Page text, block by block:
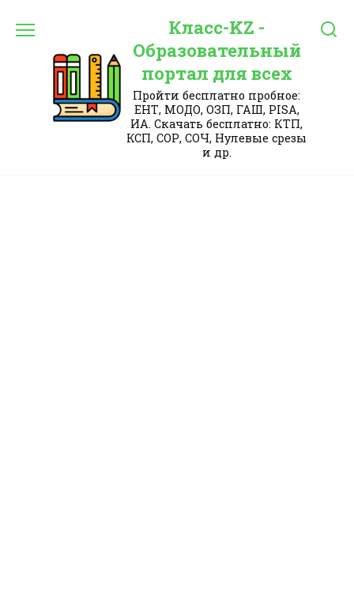
Класс-KZ -
Образовательный
портал для всех
Пройти бесплатно пробное:
ЕНТ, МОДО, ОЗП, ГАШ, PISA,
ИА. Скачать бесплатно: КТП,
КСП, СОР, СОЧ, Нулевые срезы
и др.